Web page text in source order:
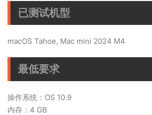
已测试机型
macOS Tahoe, Mac mini 2024 M4
最低要求
操作系统：OS 10.9
内存：4 GB